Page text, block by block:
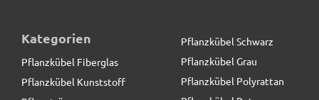
Kategorien
Pflanzkübel Fiberglas
Pflanzkübel Kunststoff
Pflanzkübel Schwarz
Pflanzkübel Grau
Pflanzkübel Polyrattan